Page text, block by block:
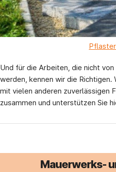
Und für die Arbeiten, die nicht
werden, kennen wir die
mit vielen anderen zuverlässigen
zusammen und unterstützen Sie
Mauerwerks-